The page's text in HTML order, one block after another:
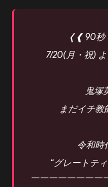
❬❰ 90秒
7/20(月・祝)
鬼塚
まだイチ教
令和時
“グレートテ
￣￣￣￣￣￣￣￣